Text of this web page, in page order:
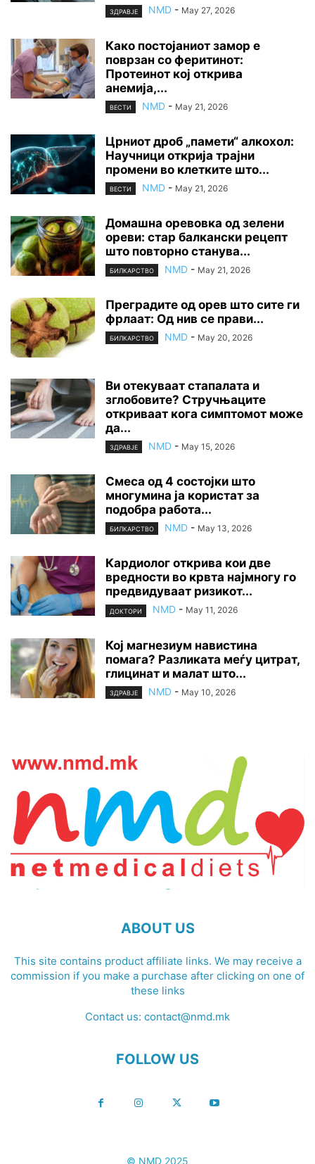
ЗДРАВЈЕ NMD - May 27, 2026
Како постојаниот замор е
поврзан со феритинот:
Протеинот кој открива
анемија,...
ВЕСТИ NMD - May 21, 2026
Црниот дроб „памети“ алкохол:
Научници открија трајни
промени во клетките што...
ВЕСТИ NMD - May 21, 2026
Домашна оревовка од зелени
ореви: стар балкански рецепт
што повторно станува...
БИЛКАРСТВО NMD - May 21, 2026
Преградите од орев што сите ги
фрлаат: Од нив се прави...
БИЛКАРСТВО NMD - May 20, 2026
Ви отекуваат стапалата и
зглобовите? Стручњаците
откриваат кога симптомот може
да...
ЗДРАВЈЕ NMD - May 15, 2026
Смеса од 4 состојки што
многумина ја користат за
подобра работа...
БИЛКАРСТВО NMD - May 13, 2026
Кардиолог открива кои две
вредности во крвта најмногу го
предвидуваат ризикот...
ДОКТОРИ NMD - May 11, 2026
Кој магнезиум навистина
помага? Разликата меѓу цитрат,
глицинат и малат што...
ЗДРАВЈЕ NMD - May 10, 2026
ABOUT US
This site contains product affiliate links. We may receive a
commission if you make a purchase after clicking on one of
these links
Contact us: contact@nmd.mk
FOLLOW US
© NMD 2025